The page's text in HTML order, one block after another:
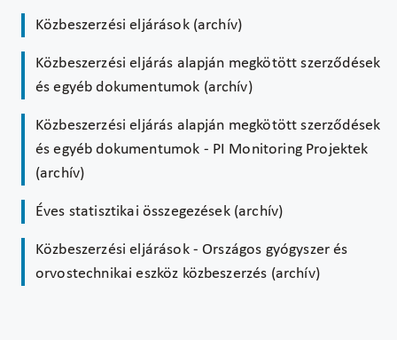
Közbeszerzési eljárások (archív)
Közbeszerzési eljárás alapján megkötött szerződések
és egyéb dokumentumok (archív)
Közbeszerzési eljárás alapján megkötött szerződések
és egyéb dokumentumok - PI Monitoring Projektek
(archív)
Éves statisztikai összegezések (archív)
Közbeszerzési eljárások - Országos gyógyszer és
orvostechnikai eszköz közbeszerzés (archív)